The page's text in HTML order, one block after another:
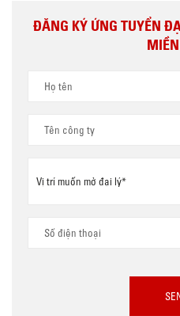
ĐĂNG KÝ ỨNG TUYỂN